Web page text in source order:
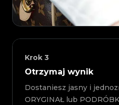
Krok 3
Otrzymaj wynik
Dostaniesz jasny i
ORYGINAŁ lub